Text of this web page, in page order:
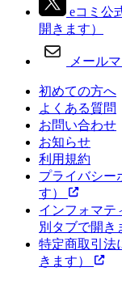
eコミ公
開きます）
メール
初めての方へ
よくある質問
お問い合わせ
お知らせ
利用規約
プライバシー
す）
インフォマテ
別タブで開き
特定商取引法
きます）